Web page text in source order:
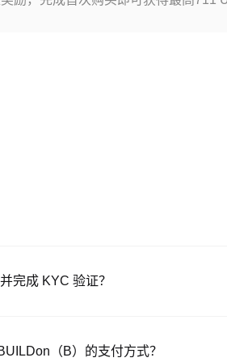
完成 KYC 验证？
（B）的支付方式？